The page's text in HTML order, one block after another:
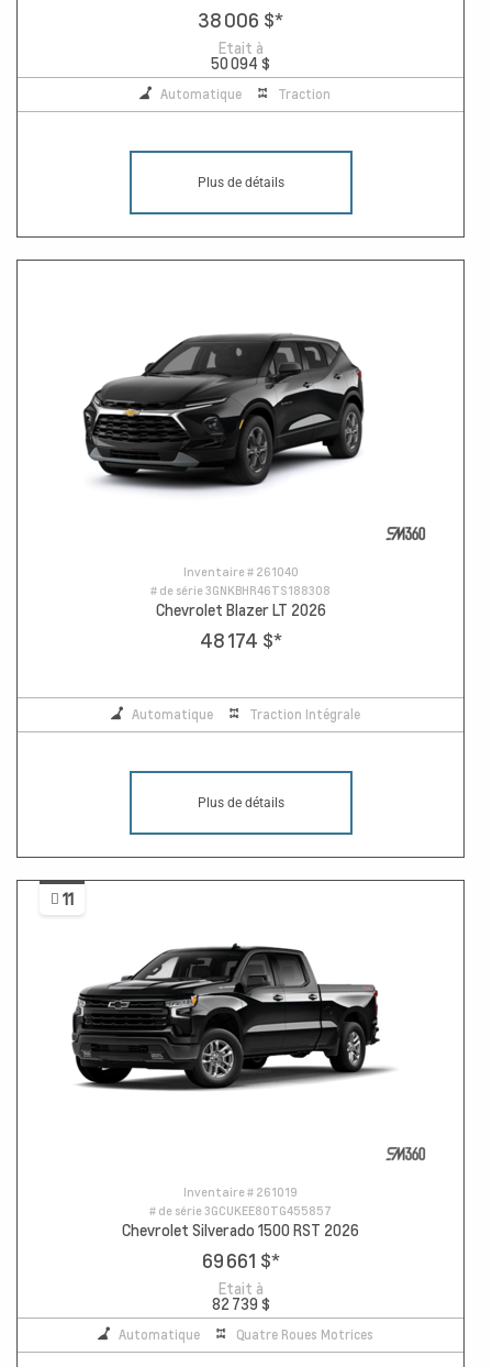
38 006 $*
Etait à
50 094 $
Automatique Traction
Plus de détails
Inventaire # 261040
# de série3GNKBHR46TS188308
Chevrolet Blazer LT 2026
48 174 $*
Automatique Traction Intégrale
Plus de détails
11
Inventaire # 261019
# de série3GCUKEE80TG455857
Chevrolet Silverado 1500 RST 2026
69 661 $*
Etait à
82 739 $
Automatique Quatre Roues Motrices